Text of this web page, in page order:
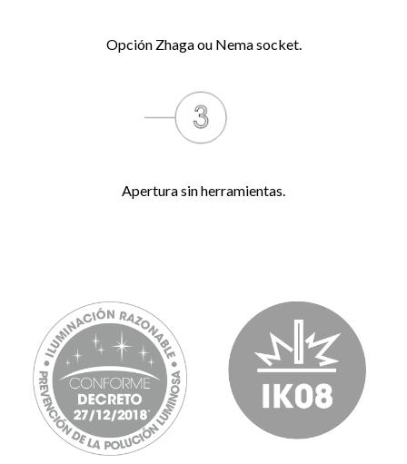
Opción Zhaga ou Nema socket.
Apertura sin herramientas.